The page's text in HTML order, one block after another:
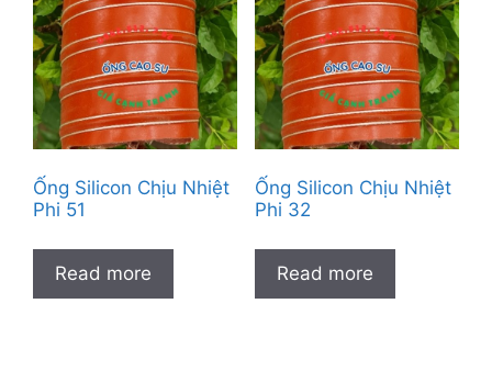
Ống Silicon Chịu Nhiệt
Phi 51
Read more
Ống Silicon Chịu Nhiệt
Phi 32
Read more